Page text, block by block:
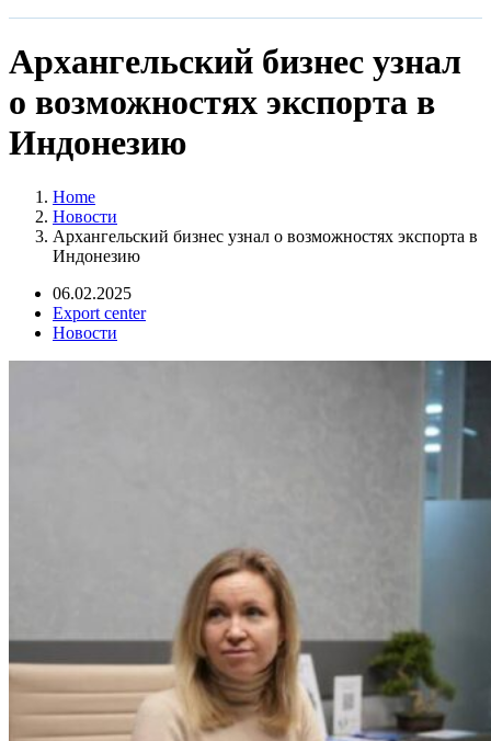
Архангельский бизнес узнал
о возможностях экспорта в
Индонезию
Home
Новости
Архангельский бизнес узнал о возможностях экспорта в
Индонезию
06.02.2025
Export center
Новости